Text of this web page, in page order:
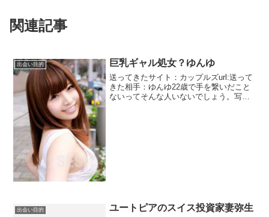
関連記事
出会い目的 巨乳ギャル処女？ゆんゆ
送ってきたサイト：カップルズurl:送って
きた相手：ゆんゆ22歳で手を繋いだこと
ないってそんな人いないでしょう。写真
出会い目的 ユートピアのスイス投資家妻弥生